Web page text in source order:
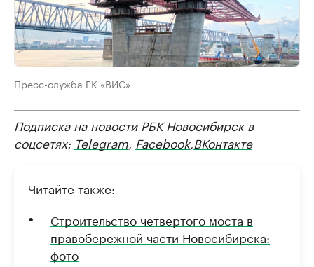
Пресс-служба ГК «ВИС»
Подписка на новости РБК Новосибирск в
соцсетях: Telegram Facebook,ВКонтакте
Читайте также:
Строительство четвертого моста в
правобережной части Новосибирска:
фото